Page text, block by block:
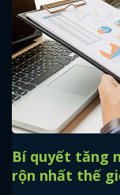
Bí quyết tăng
rộn nhất thế